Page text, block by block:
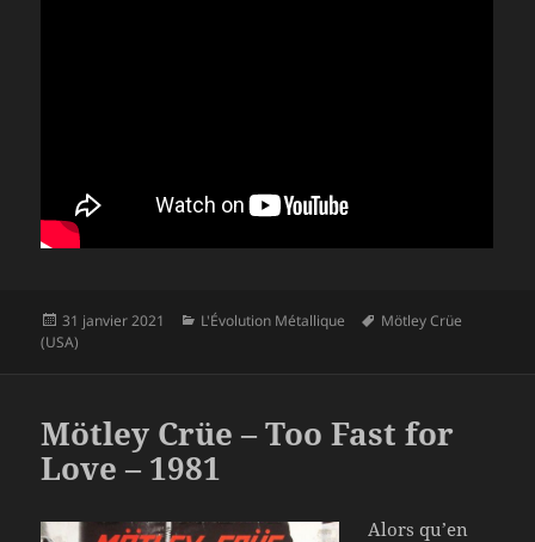
Publié
le
31 janvier 2021 Catégories
L'Évolution Métallique
Mots-
Mötley Crüe
(USA)
Mötley Crüe – Too Fast for
Love – 1981
Alors qu’en